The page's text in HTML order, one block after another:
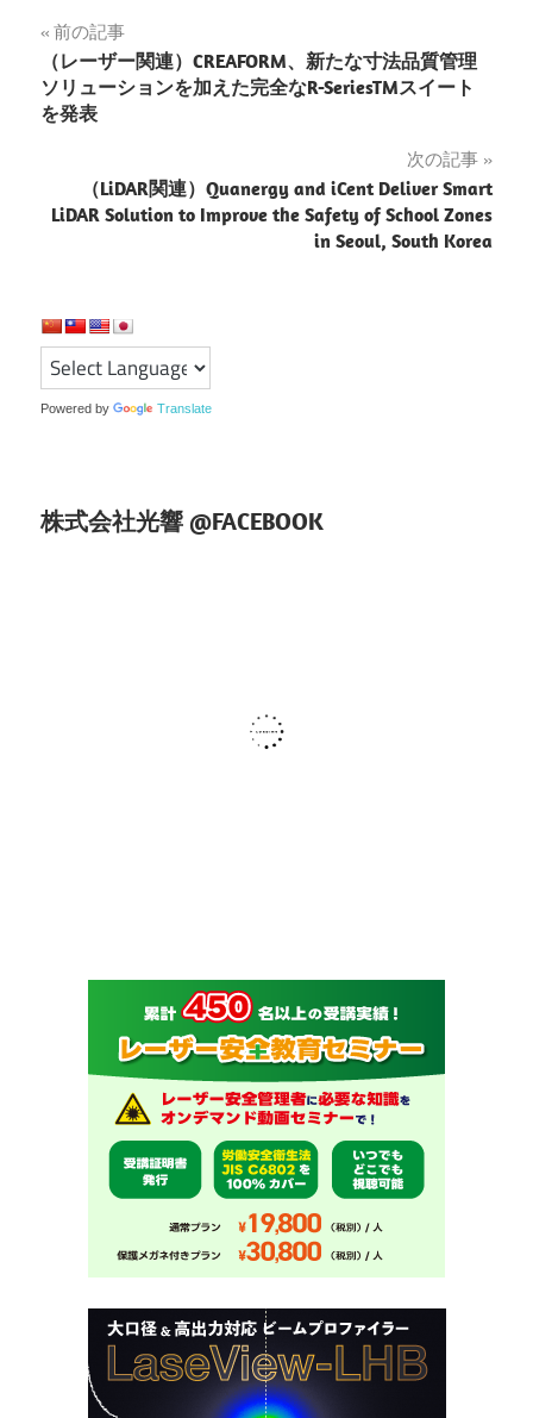
投
稿
ナ
ゲ
シ
ョ
ン
前の記事
（レーザー関連）CREAFORM、新たな寸法品質管理
ソリューションを加えた完全なR-SeriesTMスイート
を発表
次の記事
（LiDAR関連）Quanergy and iCent Deliver Smart
LiDAR Solution to Improve the Safety of School Zones
in Seoul, South Korea
Powered by Translate
株式会社光響 @FACEBOOK